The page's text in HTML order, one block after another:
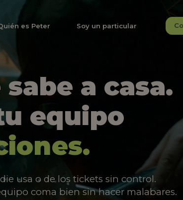
es Peter Soy un particular
a casa.
equipo
usa o de los tickets sin control.
coma bien sin hacer malabares.